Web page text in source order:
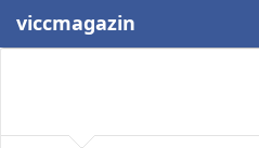
viccmagazin